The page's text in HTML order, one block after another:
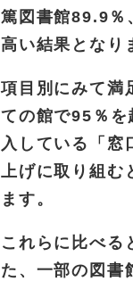
篤図書館89.9％
高い結果となり
項目別にみて満
ての館で95％を
入している「窓
上げに取り組む
ます。
これらに比べる
た、一部の図書